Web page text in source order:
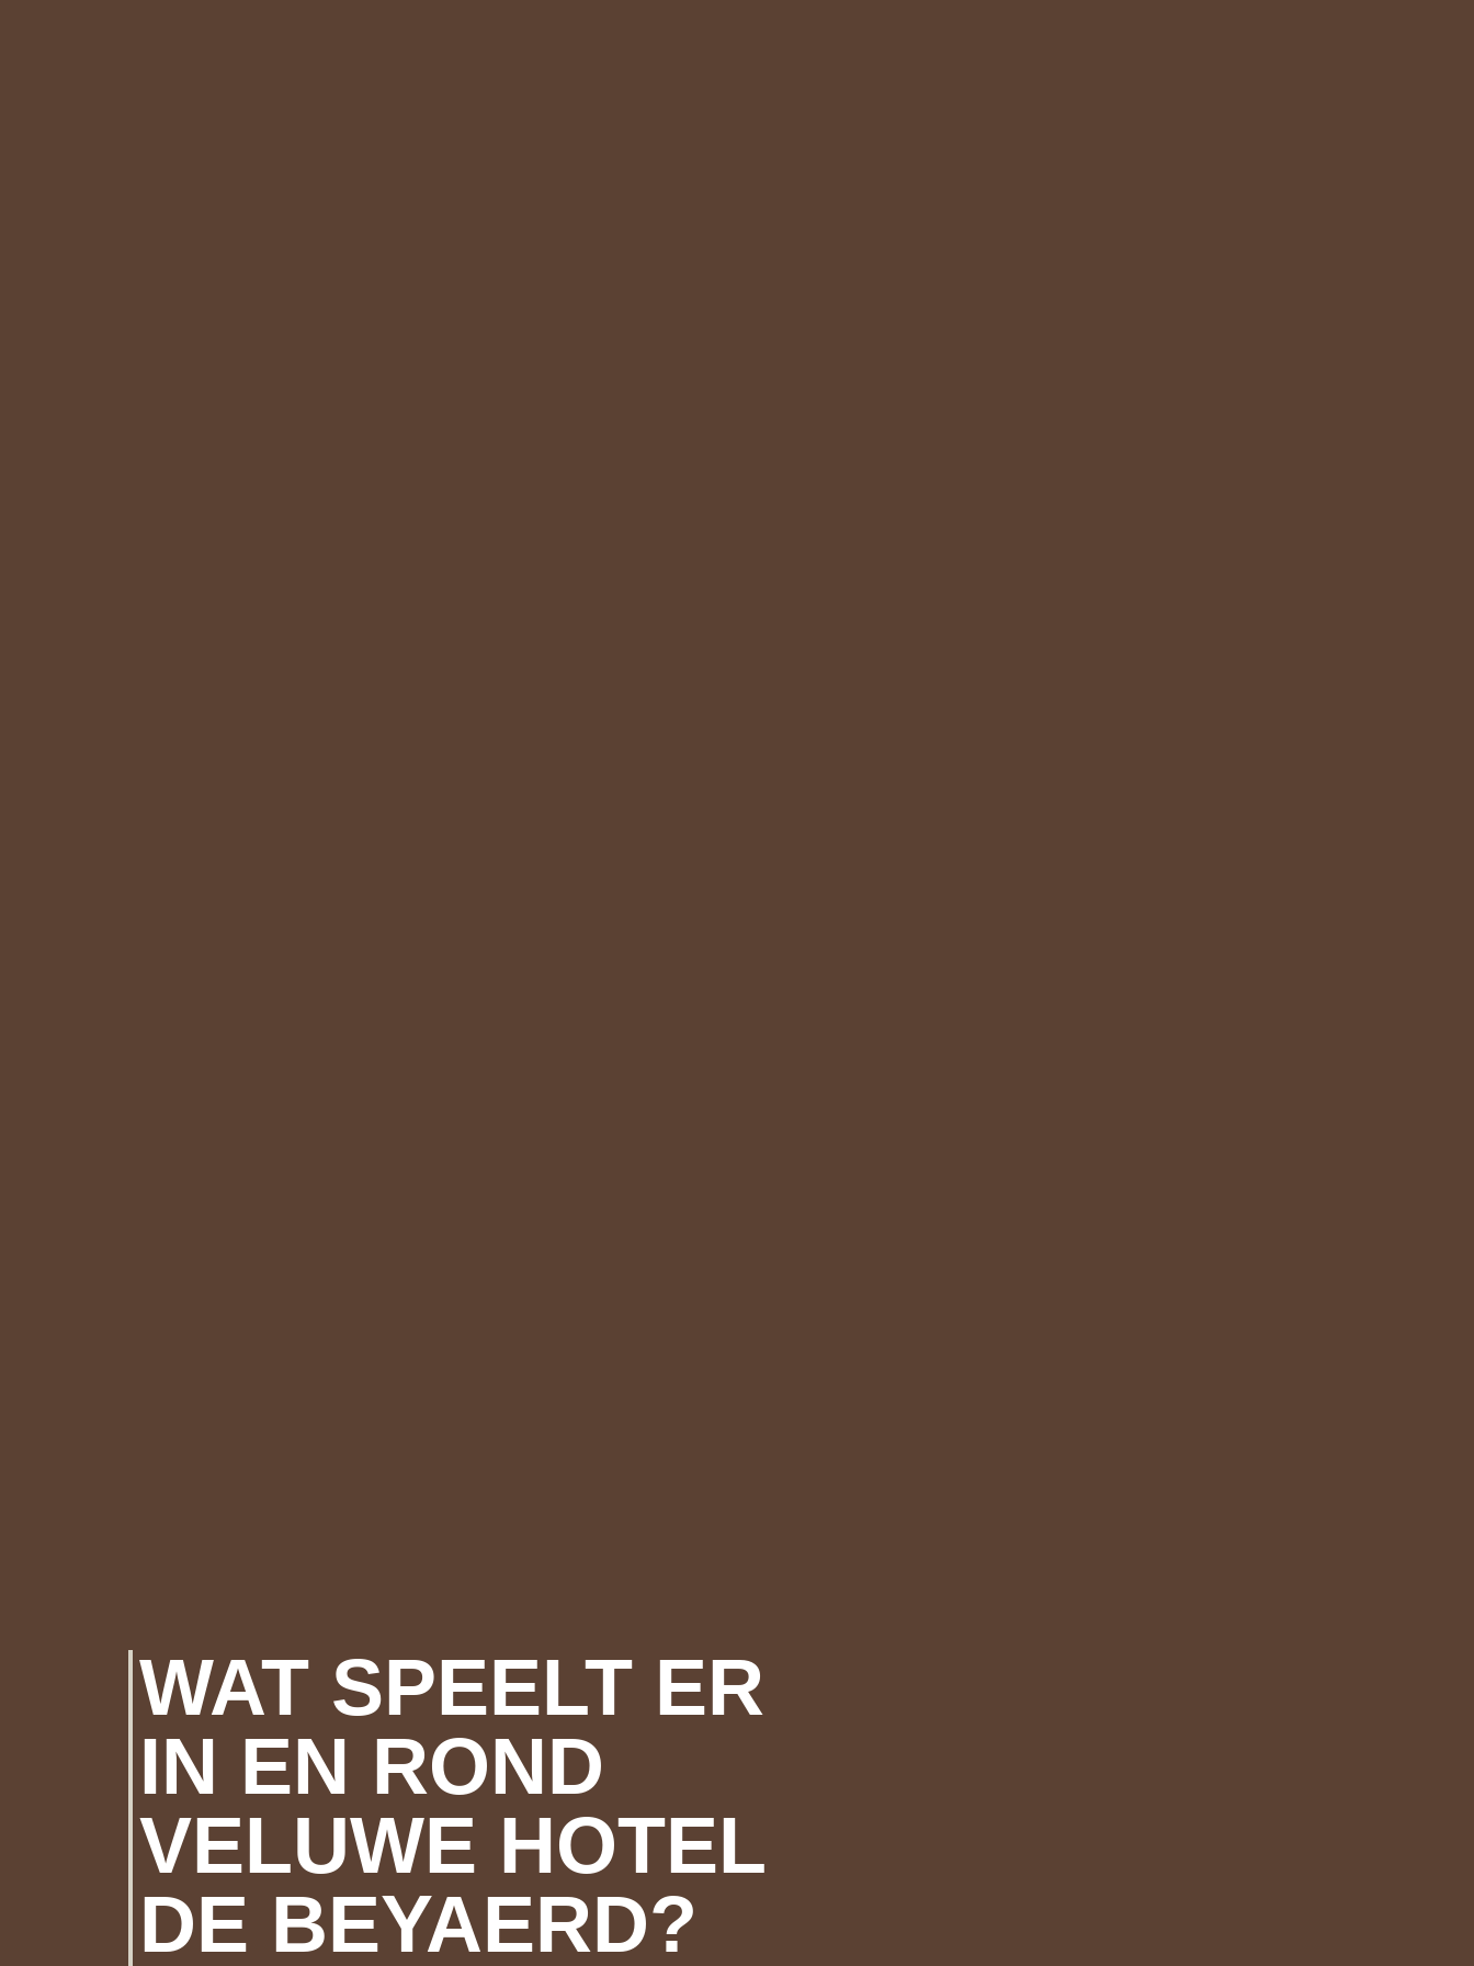
WAT SPEELT ER
IN EN ROND
VELUWE HOTEL
DE BEYAERD?